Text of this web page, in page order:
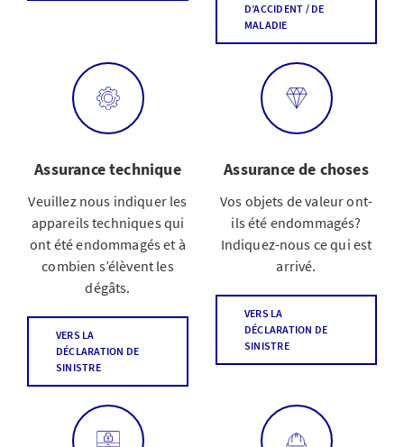
D’ACCIDENT / DE
MALADIE
Assurance technique
Veuillez nous indiquer les
appareils techniques qui
ont été endommagés et à
combien s’élèvent les
dégâts.
VERS LA
DÉCLARATION DE
SINISTRE
Assurance de choses
Vos objets de valeur ont-
ils été endommagés?
Indiquez-nous ce qui est
arrivé.
VERS LA
DÉCLARATION DE
SINISTRE